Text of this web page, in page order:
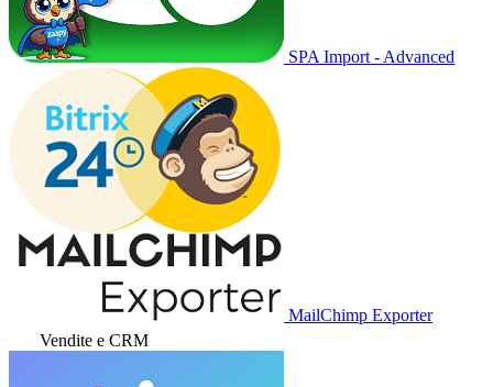
SPA Import - Advanced
MailChimp Exporter
Vendite e CRM